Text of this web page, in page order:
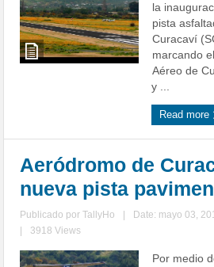
la
pista
Curacaví
marcando
Aéreo de
y ...
Read more
Aeródromo de
nueva pista
Publicado porTallyHo Date: mayo 03,
3918 Views
Por medio